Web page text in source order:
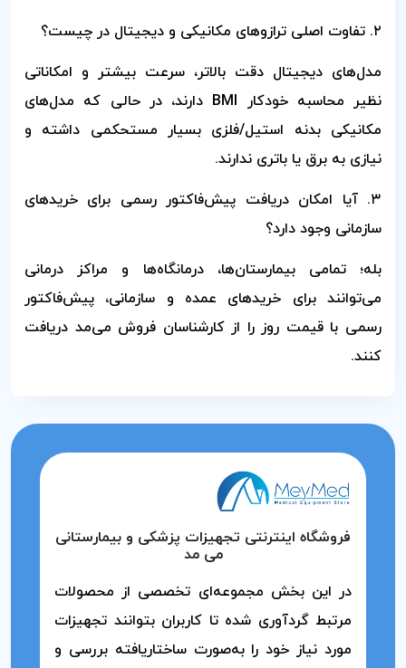
۲. تفاوت اصلی ترازوهای مکانیکی و دیجیتال در چیست؟
مدل‌های دیجیتال دقت بالاتر، سرعت بیشتر و امکاناتی
نظیر محاسبه خودکار BMI دارند، در حالی که مدل‌های
مکانیکی بدنه استیل/فلزی بسیار مستحکمی داشته و
نیازی به برق یا باتری ندارند.
۳. آیا امکان دریافت پیش‌فاکتور رسمی برای خریدهای
سازمانی وجود دارد؟
بله؛ تمامی بیمارستان‌ها، درمانگاه‌ها و مراکز درمانی
می‌توانند برای خریدهای عمده و سازمانی، پیش‌فاکتور
رسمی با قیمت روز را از کارشناسان فروش می‌مد دریافت
کنند.
فروشگاه اینترنتی تجهیزات پزشکی و بیمارستانی
می مد
در این بخش مجموعه‌ای تخصصی از محصولات
مرتبط گردآوری شده تا کاربران بتوانند تجهیزات
مورد نیاز خود را به‌صورت ساختاریافته بررسی و